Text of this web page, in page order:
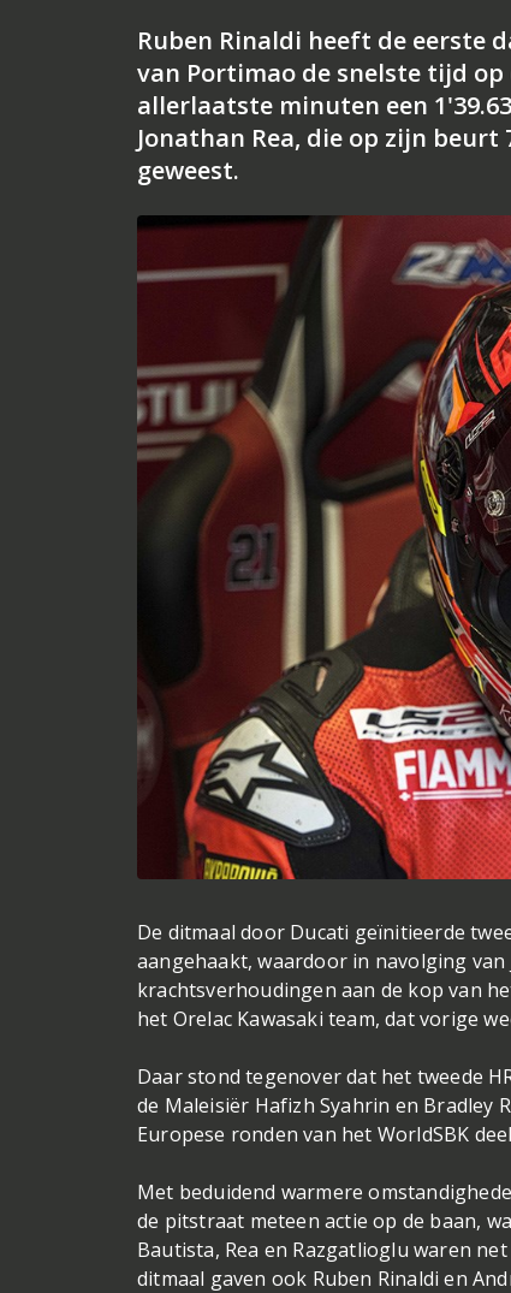
Ruben Rinaldi heeft de eerste
van Portimao de snelste tijd
allerlaatste minuten een
Jonathan Rea, die op zijn
geweest.
De ditmaal door Ducati geïnitieerde
aangehaakt, waardoor in navolging
krachtsverhoudingen aan de kop van
het Orelac Kawasaki team, dat vorige
Daar stond tegenover dat het tweede
de Maleisiër Hafizh Syahrin en Bradley
Europese ronden van het WorldSBK
Met beduidend warmere
de pitstraat meteen actie op de baan,
Bautista, Rea en Razgatlioglu waren
ditmaal gaven ook Ruben Rinaldi en